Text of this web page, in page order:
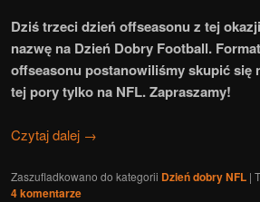
Dziś trzeci dzień offseasonu z tej
nazwę na Dzień Dobry Football.
offseasonu postanowiliśmy skupić się
tej pory tylko na NFL. Zapraszamy!
Czytaj dalej →
Zaszufladkowano do kategorii Dzień dobry NFL |
4komentarze